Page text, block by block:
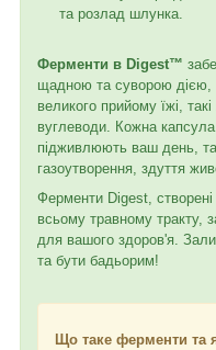
та розлад шлунка.
Ферменти в Digest™
щадною та суворою дією,
великого прийому їжі,
вуглеводи. Кожна капсула
підживлюють ваш день,
газоутворення, здуття
Ферменти Digest,
всьому травному тракту,
для вашого здоров'я.
та бути бадьорим!
Що таке ферменти та